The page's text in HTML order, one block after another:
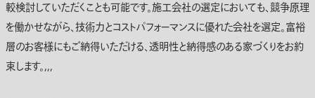
較検討していただくことも可能です。施工会社の選定においても、競争原理
を働かせながら、技術力とコストパフォーマンスに優れた会社を選定。富裕
層のお客様にもご納得いただける、透明性と納得感のある家づくりをお約
束します。,,,